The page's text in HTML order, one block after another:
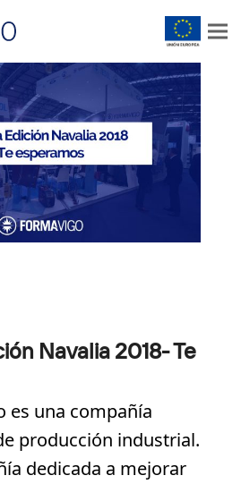
Navalia 2018- Te
es una compañía
producción industrial.
dedicada a mejorar